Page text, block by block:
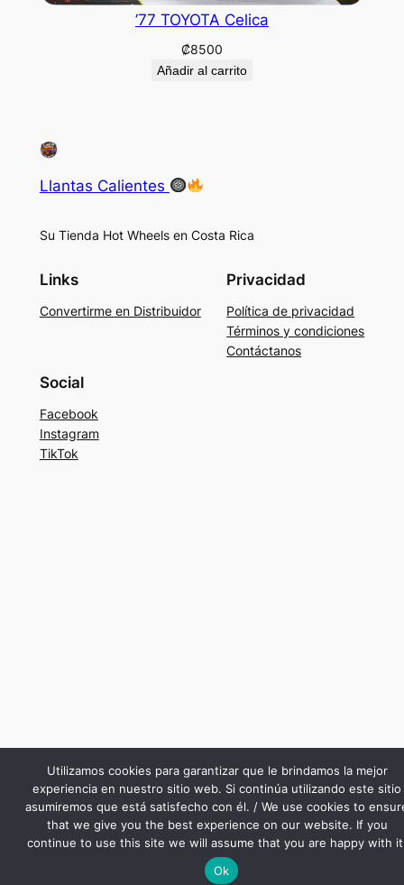
’77 TOYOTA Celica
₡8500
Añadir al carrito
Llantas Calientes
Su Tienda Hot Wheels en Costa Rica
Links
Convertirme en Distribuidor
Privacidad
Política de privacidad
Términos y condiciones
Contáctanos
Social
Facebook
Instagram
TikTok
Utilizamos cookies para garantizar que le brindamos la mejor
experiencia en nuestro sitio web. Si continúa utilizando este sitio
asumiremos que está satisfecho con él. / We use cookies to
that we give you the best experience on our website. If you
continue to use this site we will assume that you are happy with
Ok